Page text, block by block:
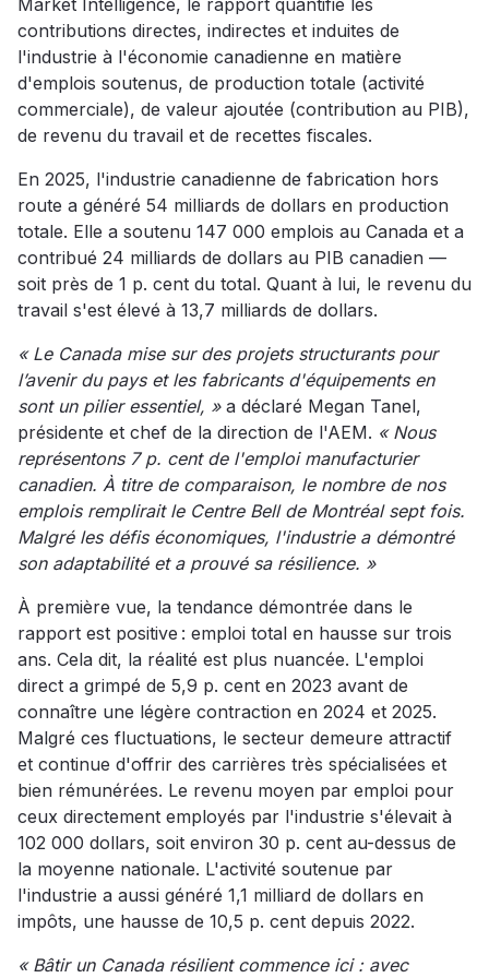
Market Intelligence, le rapport quantifie les
contributions directes, indirectes et induites de
l'industrie à l'économie canadienne en matière
d'emplois soutenus, de production totale (activité
commerciale), de valeur ajoutée (contribution au PIB),
de revenu du travail et de recettes fiscales.
En 2025, l'industrie canadienne de fabrication hors
route a généré 54 milliards de dollars en production
totale. Elle a soutenu 147 000 emplois au Canada et a
contribué 24 milliards de dollars au PIB canadien —
soit près de 1 p. cent du total. Quant à lui, le revenu du
travail s'est élevé à 13,7 milliards de dollars.
« Le Canada mise sur des projets structurants pour
l’avenir du pays et les fabricants d'équipements en
sont un pilier essentiel, » a déclaré Megan Tanel,
présidente et chef de la direction de l'AEM. « Nous
représentons 7 p. cent de l'emploi manufacturier
canadien. À titre de comparaison, le nombre de nos
emplois remplirait le Centre Bell de Montréal sept fois.
Malgré les défis économiques, l'industrie a démontré
son adaptabilité et a prouvé sa résilience. »
À première vue, la tendance démontrée dans le
rapport est positive : emploi total en hausse sur trois
ans. Cela dit, la réalité est plus nuancée. L'emploi
direct a grimpé de 5,9 p. cent en 2023 avant de
connaître une légère contraction en 2024 et 2025.
Malgré ces fluctuations, le secteur demeure attractif
et continue d'offrir des carrières très spécialisées et
bien rémunérées. Le revenu moyen par emploi pour
ceux directement employés par l'industrie s'élevait à
102 000 dollars, soit environ 30 p. cent au-dessus de
la moyenne nationale. L'activité soutenue par
l'industrie a aussi généré 1,1 milliard de dollars en
impôts, une hausse de 10,5 p. cent depuis 2022.
« Bâtir un Canada résilient commence ici : avec